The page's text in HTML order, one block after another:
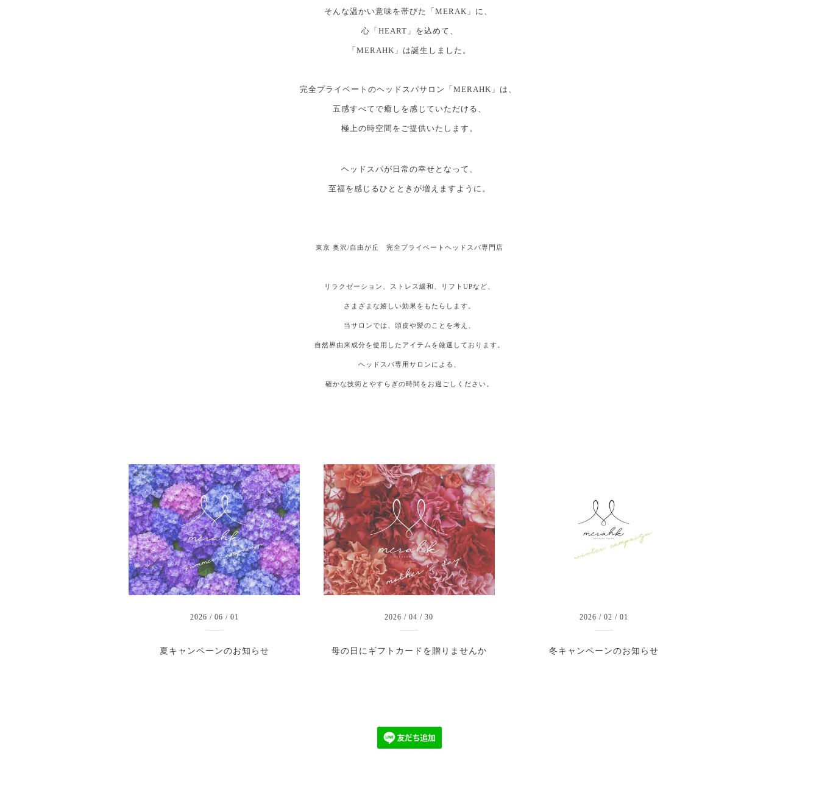
そんな温かい意味を帯びた「MERAK」に、
心「HEART」を込めて、
「MERAHK」は誕生しました。
完全プライベートのヘッドスパサロン「MERAHK」は、
五感すべてで癒しを感じていただける、
極上の時空間をご提供いたします。
ヘッドスパが日常の幸せとなって、
至福を感じるひとときが増えますように。
東京 奥沢/自由が丘 完全プライベートヘッドスパ専門店
リラクゼーション、ストレス緩和、リフトUPなど、
さまざまな嬉しい効果をもたらします。
当サロンでは、頭皮や髪のことを考え、
自然界由来成分を使用したアイテムを厳選しております。
ヘッドスパ専用サロンによる、
確かな技術とやすらぎの時間をお過ごしください。
2026 / 06 / 01
夏キャンペーンのお知らせ
2026 /04 /30
母の日にギフトカードを贈りませんか
2026 /02 /01
冬キャンペーンのお知らせ